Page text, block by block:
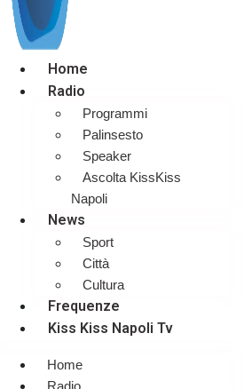
Home
Radio
Programmi
Palinsesto
Speaker
Ascolta KissKiss
Napoli
News
Sport
Città
Cultura
Frequenze
Kiss Kiss Napoli Tv
Home
Radio